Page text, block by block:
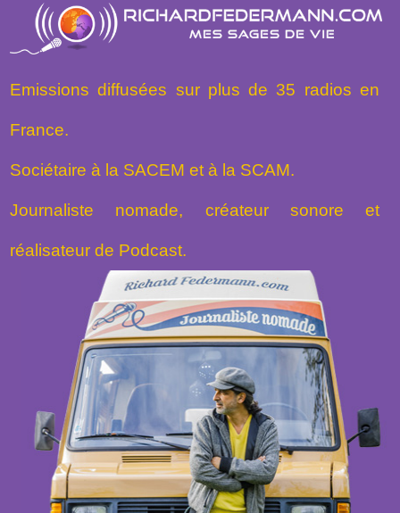
Emissions diffusées sur plus de 35 radios en
France.
Sociétaire à la SACEM et à la SCAM.
Journaliste nomade, créateur sonore et
réalisateur de Podcast.